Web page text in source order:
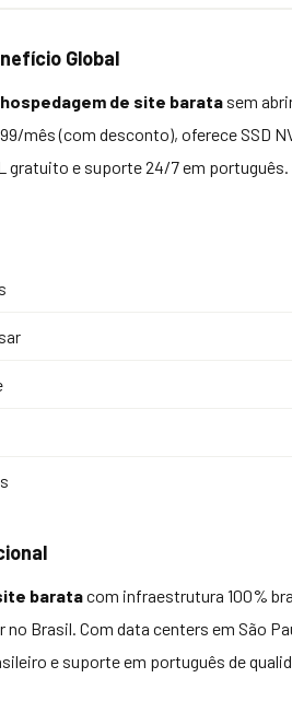
Global
hospedagem de site barata sem
mês (com desconto), oferece SSD
gratuito e suporte 24/7 em português.
baratacom infraestrutura 100%
Brasil. Com data centers em São
e suporte em português de